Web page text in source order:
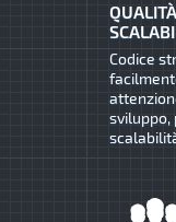
Codice
sviluppo,